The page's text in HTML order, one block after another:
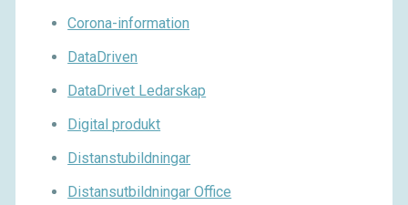
Corona-information
DataDriven
DataDrivet Ledarskap
Digital produkt
Distanstubildningar
Distansutbildningar Office